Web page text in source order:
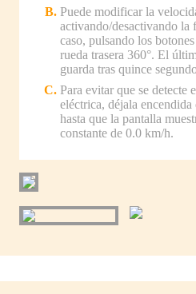
Puede modificar la
activando/desactivando
caso, pulsando los
rueda trasera 360°. El
guarda tras quince
Para evitar que se detecte
eléctrica, déjala encendida
hasta que la pantalla
constante de 0.0 km/h.